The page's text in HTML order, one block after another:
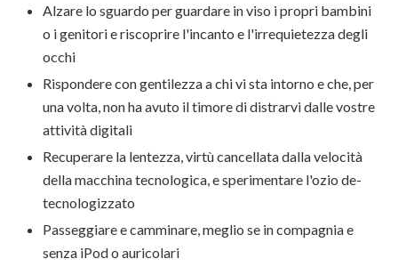
Alzare lo sguardo per guardare in viso i propri bambini
o i genitori e riscoprire l'incanto e l'irrequietezza degli
occhi
Rispondere con gentilezza a chi vi sta intorno e che, per
una volta, non ha avuto il timore di distrarvi dalle vostre
attività digitali
Recuperare la lentezza, virtù cancellata dalla velocità
della macchina tecnologica, e sperimentare l'ozio de-
tecnologizzato
Passeggiare e camminare, meglio se in compagnia e
senza iPod o auricolari